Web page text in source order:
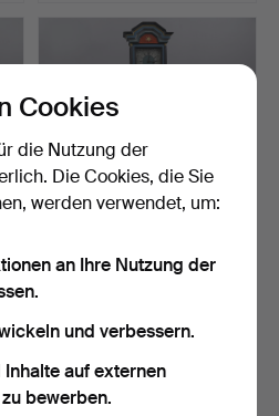
BODENDRAHT, 19.
4 Gebote
Cookies
die Nutzung der
Die Cookies, die Sie
werden verwendet, um:
an Ihre Nutzung der
und verbessern.
auf externen
bewerben.